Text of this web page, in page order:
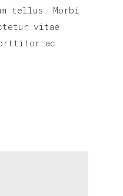
tellus. Morbi
vitae
ac